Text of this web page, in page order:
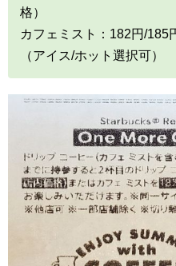
格）
カフェミスト：182円/185
（アイス/ホット選択可）